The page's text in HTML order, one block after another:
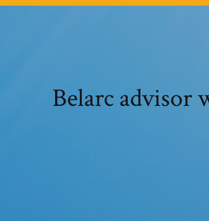
Belarc advisor